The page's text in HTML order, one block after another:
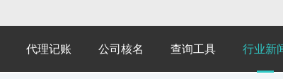
代理记账 公司核名 查询工具 行业新